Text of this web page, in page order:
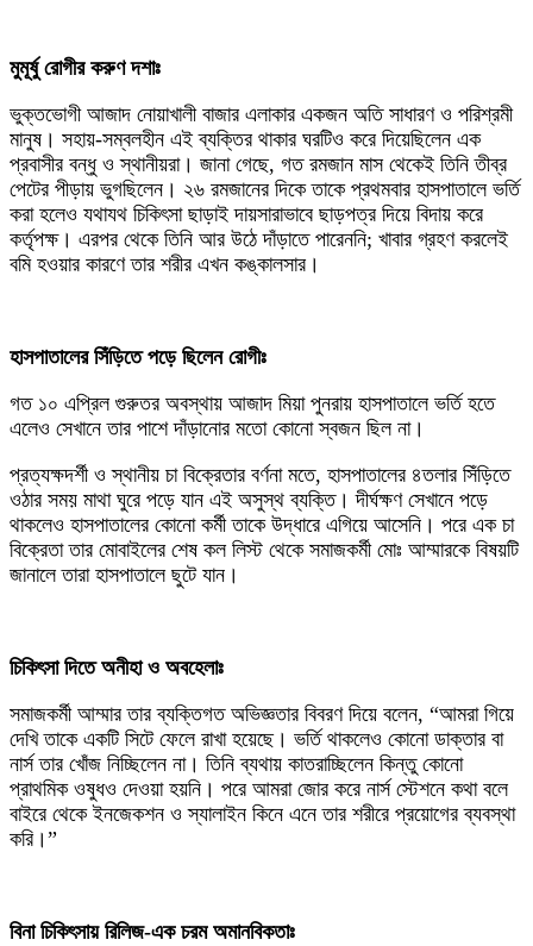
মুমূর্ষু রোগীর করুণ দশাঃ
‎ভুক্তভোগী আজাদ নোয়াখালী বাজার এলাকার একজন অতি সাধারণ ও পরিশ্রমী
মানুষ। সহায়-সম্বলহীন এই ব্যক্তির থাকার ঘরটিও করে দিয়েছিলেন এক
প্রবাসীর বন্ধু ও স্থানীয়রা। জানা গেছে, গত রমজান মাস থেকেই তিনি তীব্র
পেটের পীড়ায় ভুগছিলেন। ২৬ রমজানের দিকে তাকে প্রথমবার হাসপাতালে ভর্তি
করা হলেও যথাযথ চিকিৎসা ছাড়াই দায়সারাভাবে ছাড়পত্র দিয়ে বিদায় করে
কর্তৃপক্ষ। এরপর থেকে তিনি আর উঠে দাঁড়াতে পারেননি; খাবার গ্রহণ করলেই
বমি হওয়ার কারণে তার শরীর এখন কঙ্কালসার।
‎হাসপাতালের সিঁড়িতে পড়ে ছিলেন রোগীঃ
‎গত ১০ এপ্রিল গুরুতর অবস্থায় আজাদ মিয়া পুনরায় হাসপাতালে ভর্তি হতে
এলেও সেখানে তার পাশে দাঁড়ানোর মতো কোনো স্বজন ছিল না।
প্রত্যক্ষদর্শী ও স্থানীয় চা বিক্রেতার বর্ণনা মতে, হাসপাতালের ৪তলার সিঁড়িতে
ওঠার সময় মাথা ঘুরে পড়ে যান এই অসুস্থ ব্যক্তি। দীর্ঘক্ষণ সেখানে পড়ে
থাকলেও হাসপাতালের কোনো কর্মী তাকে উদ্ধারে এগিয়ে আসেনি। পরে এক চা
বিক্রেতা তার মোবাইলের শেষ কল লিস্ট থেকে সমাজকর্মী মোঃ আম্মারকে বিষয়টি
জানালে তারা হাসপাতালে ছুটে যান।
চিকিৎসা দিতে অনীহা ও অবহেলাঃ
‎সমাজকর্মী আম্মার তার ব্যক্তিগত অভিজ্ঞতার বিবরণ দিয়ে বলেন, “আমরা গিয়ে
দেখি তাকে একটি সিটে ফেলে রাখা হয়েছে। ভর্তি থাকলেও কোনো ডাক্তার বা
নার্স তার খোঁজ নিচ্ছিলেন না। তিনি ব্যথায় কাতরাচ্ছিলেন কিন্তু কোনো
প্রাথমিক ওষুধও দেওয়া হয়নি। পরে আমরা জোর করে নার্স স্টেশনে কথা বলে
বাইরে থেকে ইনজেকশন ও স্যালাইন কিনে এনে তার শরীরে প্রয়োগের ব্যবস্থা
করি।”
‎বিনা চিকিৎসায় রিলিজ-এক চরম অমানবিকতাঃ